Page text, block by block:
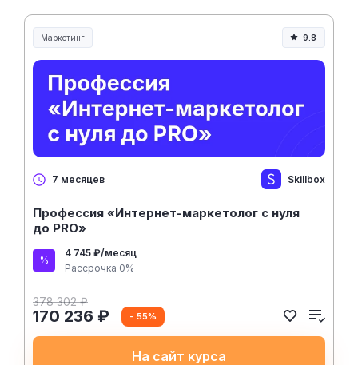
Маркетинг 9.8
7 месяцев Skillbox
Профессия «Интернет-маркетолог с нуля
до PRO»
4 745 ₽/месяц
Рассрочка 0%
378 302 ₽
170 236 ₽ - 55%
На сайт курса